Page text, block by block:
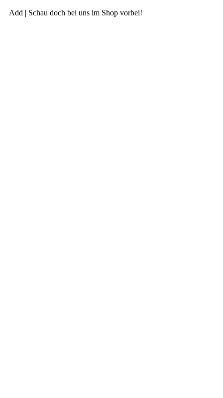
Add | Schau doch bei uns im Shop vorbei!